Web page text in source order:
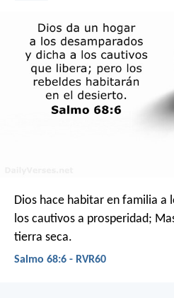
Dios hace habitar en familia a
los cautivos a prosperidad;
tierra seca.
Salmo 68:6 - RVR60